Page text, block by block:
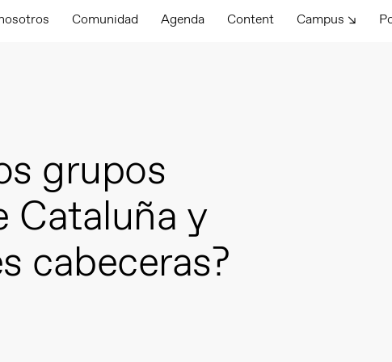
Comunidad Agenda Content Campus ↘
grupos
Cataluña y
cabeceras?